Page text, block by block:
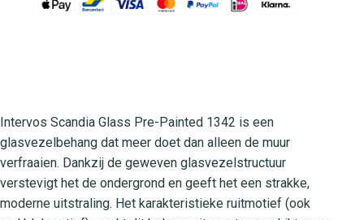
Intervos Scandia Glass Pre-Painted 1342 is een
glasvezelbehang dat meer doet dan alleen de muur
verfraaien. Dankzij de geweven glasvezelstructuur
verstevigt het de ondergrond en geeft het een strakke,
moderne uitstraling. Het karakteristieke ruitmotief (ook